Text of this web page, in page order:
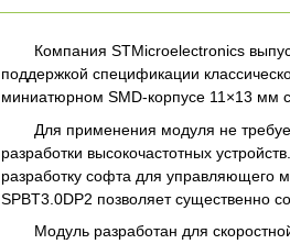
Компания STMicroelectronics
поддержкой спецификации
миниатюрном SMD-корпусе 11×13 мм
Для применения модуля не
разработки высокочастотных
разработку софта для управляющего
SPBT3.0DP2 позволяет существенно
Модуль разработан для